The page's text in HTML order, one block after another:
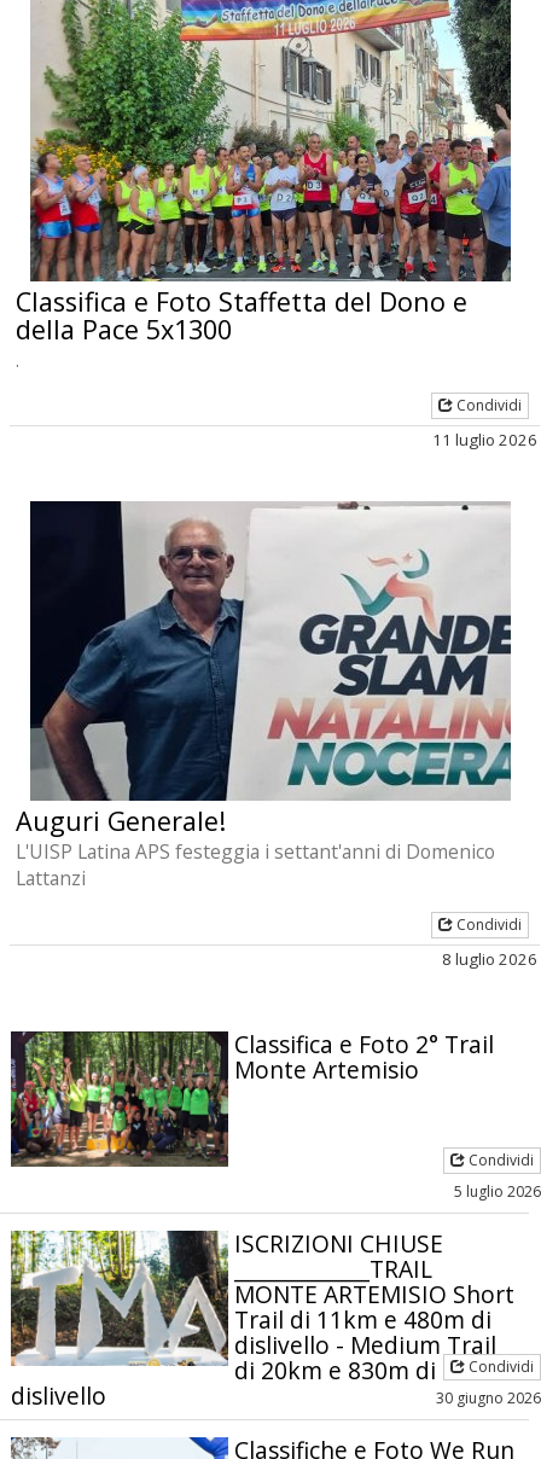
Classifica e Foto Staffetta del Dono e
della Pace 5x1300
.
Condividi
11 luglio 2026
Auguri Generale!
L'UISP Latina APS festeggia i settant'anni di Domenico
Lattanzi
Condividi
8 luglio 2026
Classifica e Foto 2° Trail
Monte Artemisio
Condividi
5 luglio 2026
ISCRIZIONI CHIUSE
______________TRAIL
MONTE ARTEMISIO Short
Trail di 11km e 480m di
dislivello - Medium Trail
di 20km e 830m di
dislivello
Condividi
30 giugno 2026
Classifiche e Foto We Run